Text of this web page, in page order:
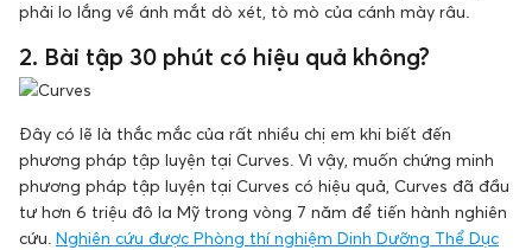
phải lo lắng về ánh mắt dò xét, tò mò của cánh mày râu.
2. Bài tập 30 phút có hiệu quả không?
Đây có lẽ là thắc mắc của rất nhiều chị em khi biết đến
phương pháp tập luyện tại Curves. Vì vậy, muốn chứng minh
phương pháp tập luyện tại Curves có hiệu quả, Curves đã đầu
tư hơn 6 triệu đô la Mỹ trong vòng 7 năm để tiến hành nghiên
cứu. Nghiên cứu được Phòng thí nghiệm Dinh Dưỡng Thể Dục